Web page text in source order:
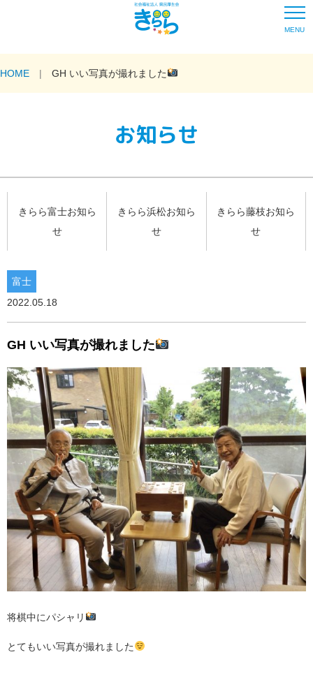
MENU
HOME GH いい写真が撮れました
お知らせ
きらら富士お知ら
せ
きらら浜松お知ら
せ
きらら藤枝お知ら
せ
富士
2022.05.18
GH いい写真が撮れました
将棋中にパシャリ
とてもいい写真が撮れました